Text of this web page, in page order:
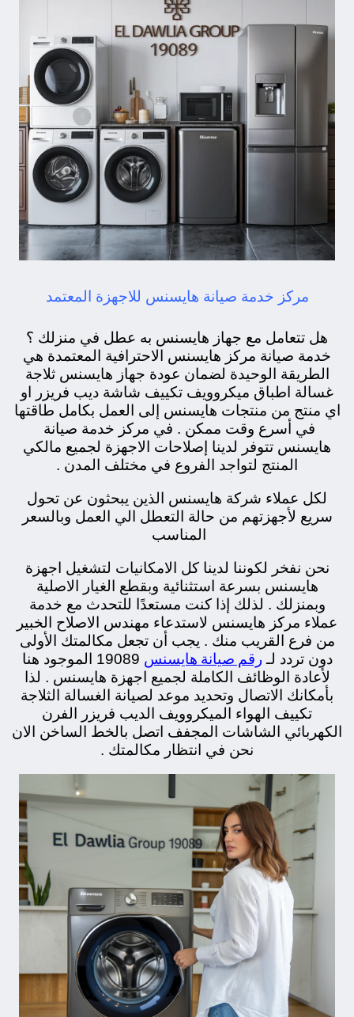
مركز خدمة صيانة هايسنس للاجهزة المعتمد
هل تتعامل مع جهاز هايسنس به عطل في منزلك ؟
خدمة صيانة مركز هايسنس الاحترافية المعتمدة هي
الطريقة الوحيدة لضمان عودة جهاز هايسنس ثلاجة
غسالة اطباق ميكروويف تكييف شاشة ديب فريزر او
اي منتج من منتجات هايسنس إلى العمل بكامل طاقتها
في أسرع وقت ممكن . في مركز خدمة صيانة
هايسنس تتوفر لدينا إصلاحات الاجهزة لجميع مالكي
المنتج لتواجد الفروع في مختلف المدن .
لكل عملاء شركة هايسنس الذين يبحثون عن تحول
سريع لأجهزتهم من حالة التعطل الي العمل وبالسعر
المناسب
نحن نفخر لكوننا لدينا كل الامكانيات لتشغيل اجهزة
هايسنس بسرعة استثنائية وبقطع الغيار الاصلية
وبمنزلك . لذلك إذا كنت مستعدًا للتحدث مع خدمة
عملاء مركز هايسنس لاستدعاء مهندس الاصلاح الخبير
من فرع القريب منك . يجب أن تجعل مكالمتك الأولى
دون تردد لـ رقم صيانة هايسنس
19089 الموجود هنا
لأعادة الوظائف الكاملة لجميع اجهزة هايسنس . لذا
بأمكانك الاتصال وتحديد موعد لصيانة الغسالة الثلاجة
تكييف الهواء الميكروويف الديب فريزر الفرن
الكهربائي الشاشات المجفف اتصل بالخط الساخن الان
نحن في انتظار مكالمتك .